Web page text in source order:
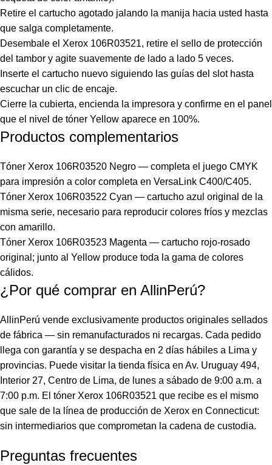
Retire el cartucho agotado jalando la manija hacia usted hasta
que salga completamente.
Desembale el Xerox 106R03521, retire el sello de protección
del tambor y agite suavemente de lado a lado 5 veces.
Inserte el cartucho nuevo siguiendo las guías del slot hasta
escuchar un clic de encaje.
Cierre la cubierta, encienda la impresora y confirme en el panel
que el nivel de tóner Yellow aparece en 100%.
Productos complementarios
Tóner Xerox 106R03520 Negro — completa el juego CMYK
para impresión a color completa en VersaLink C400/C405.
Tóner Xerox 106R03522 Cyan — cartucho azul original de la
misma serie, necesario para reproducir colores fríos y mezclas
con amarillo.
Tóner Xerox 106R03523 Magenta — cartucho rojo-rosado
original; junto al Yellow produce toda la gama de colores
cálidos.
¿Por qué comprar en AllinPerú?
AllinPerú vende exclusivamente productos originales sellados
de fábrica — sin remanufacturados ni recargas. Cada pedido
llega con garantía y se despacha en 2 días hábiles a Lima y
provincias. Puede visitar la tienda física en Av. Uruguay 494,
Interior 27, Centro de Lima, de lunes a sábado de 9:00 a.m. a
7:00 p.m. El tóner Xerox 106R03521 que recibe es el mismo
que sale de la línea de producción de Xerox en Connecticut:
sin intermediarios que comprometan la cadena de custodia.
Preguntas frecuentes